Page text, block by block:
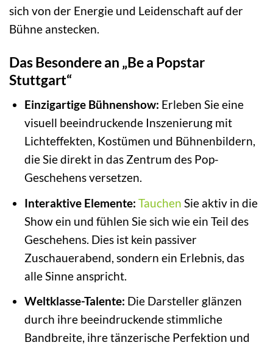
sich von der Energie und Leidenschaft auf der
Bühne anstecken.
Das Besondere an „Be a Popstar
Stuttgart“
Einzigartige Bühnenshow: Erleben Sie eine
visuell beeindruckende Inszenierung mit
Lichteffekten, Kostümen und Bühnenbildern,
die Sie direkt in das Zentrum des Pop-
Geschehens versetzen.
Interaktive Elemente: Tauchen Sie aktiv in die
Show ein und fühlen Sie sich wie ein Teil des
Geschehens. Dies ist kein passiver
Zuschauerabend, sondern ein Erlebnis, das
alle Sinne anspricht.
Weltklasse-Talente: Die Darsteller glänzen
durch ihre beeindruckende stimmliche
Bandbreite, ihre tänzerische Perfektion und